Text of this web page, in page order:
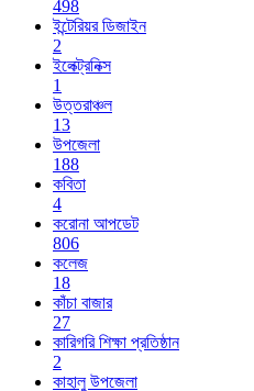
498
ইন্টেরিয়র ডিজাইন
2
ইলেক্ট্রনিক্স
1
উত্তরাঞ্চল
13
উপজেলা
188
কবিতা
4
করোনা আপডেট
806
কলেজ
18
কাঁচা বাজার
27
কারিগরি শিক্ষা প্রতিষ্ঠান
2
কাহালু উপজেলা